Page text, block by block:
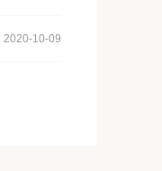
2020-10-09